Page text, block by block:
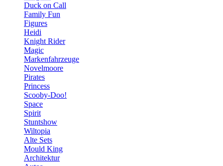
Duck on Call
Family Fun
Figures
Heidi
Knight Rider
Magic
Markenfahrzeuge
Novelmoore
Pirates
Princess
Scooby-Doo!
Space
Spirit
Stuntshow
Wiltopia
Alte Sets
Mould King
Architektur